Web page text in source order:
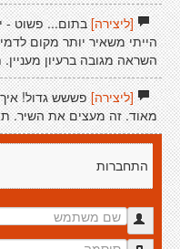
[ליצירה]בתום... פשוט -
הייתי משאיר יותר מקום
השראה מגובה ברעיון
[ליצירה]פששש גדול! איך
מאוד. זה מעצים את השיר.
התחברות